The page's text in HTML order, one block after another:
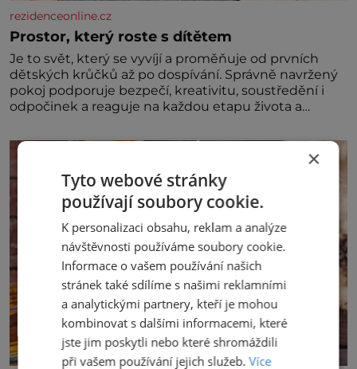
rezidenceonline.cz
Prostor, který roste s dítětem
Je to svět, který se vyvíjí a proměňuje od prvních
dětských krůčků až po dospívání. Správně navržený
pokoj podporuje bezpečí, kreativitu, soustředění i
odpočinek a reaguje na každou etapu života a
jednoduchost, měkkost a bezpečí, proto by pokoj
miminka měl působit především klidně a útulně.
×
Tyto webové stránky
používají soubory cookie.
K personalizaci obsahu, reklam a analýze
návštěvnosti používáme soubory cookie.
Informace o vašem používání našich
stránek také sdílíme s našimi reklamními
a analytickými partnery, kteří je mohou
kombinovat s dalšími informacemi, které
jste jim poskytli nebo které shromáždili
při vašem používání jejich služeb.Více